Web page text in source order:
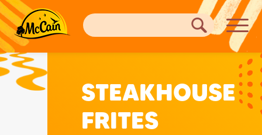
STEAKHOUSE
FRITES